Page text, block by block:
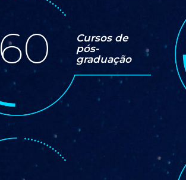
60
Cursos de
pós-
graduação